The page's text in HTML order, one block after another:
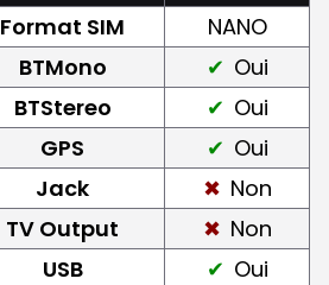
Format SIM
NANO
BTMono
Oui
BTStereo
Oui
GPS
Oui
Jack
Non
TV Output
Non
USB
Oui